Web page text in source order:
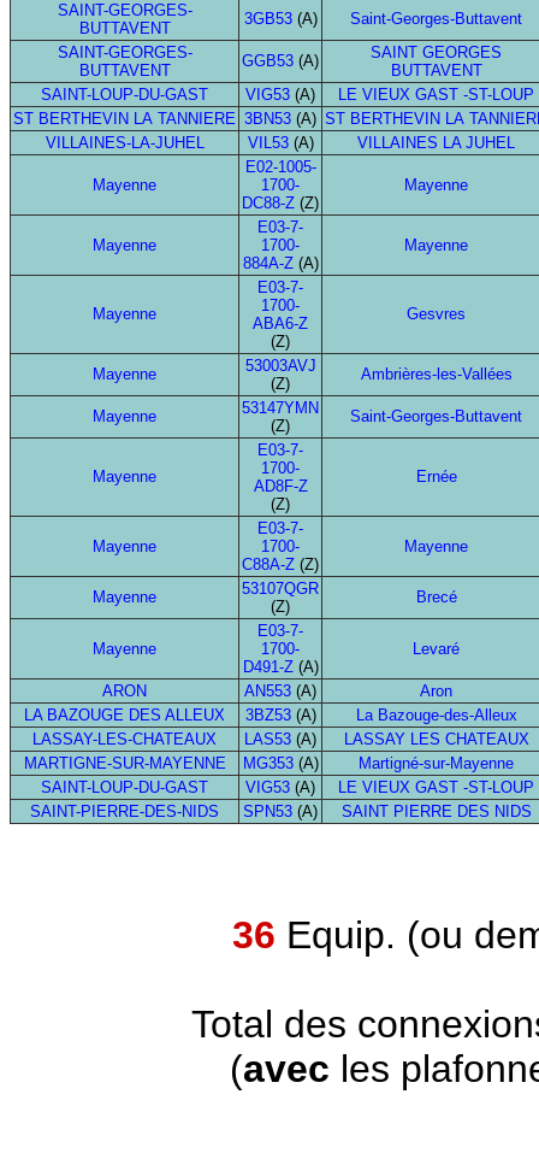
SAINT-GEORGES-
BUTTAVENT
3GB53(A)
Saint-Georges-Buttavent
SAINT-GEORGES-
BUTTAVENT
GGB53 (A)
SAINT GEORGES
BUTTAVENT
SAINT-LOUP-DU-GAST
VIG53 (A)
LE VIEUX GAST -ST-LOUP
ST BERTHEVIN LA TANNIERE 3BN53 (A) ST BERTHEVIN LA
VILLAINES-LA-JUHEL
VIL53(A) VILLAINES LA JUHEL
Mayenne
E02-1005-
1700-
DC88-Z (Z)
Mayenne
Mayenne
E03-7-
1700-
884A-Z(A)
Mayenne
Mayenne
E03-7-
1700-
ABA6-Z
(Z)
Gesvres
Mayenne
53003AVJ
(Z)
Ambrières-les-Vallées
Mayenne
53147YMN
(Z)
Saint-Georges-Buttavent
Mayenne
E03-7-
1700-
AD8F-Z
(Z)
Ernée
Mayenne
E03-7-
1700-
C88A-Z (Z)
Mayenne
Mayenne
53107QGR
(Z)
Brecé
Mayenne
E03-7-
1700-
D491-Z(A)
Levaré
ARON AN553 (A)
Aron
LA BAZOUGE DES ALLEUX
3BZ53(A)
La Bazouge-des-Alleux
LASSAY-LES-CHATEAUX
LAS53 (A)
LASSAY LES CHATEAUX
MARTIGNE-SUR-MAYENNE
MG353(A)
Martigné-sur-Mayenne
SAINT-LOUP-DU-GAST
VIG53 (A)
LE VIEUX GAST -ST-LOUP
SAINT-PIERRE-DES-NIDS
SPN53 (A) SAINT PIERRE DES NIDS
36 Equip. (ou
Total des
(avec les